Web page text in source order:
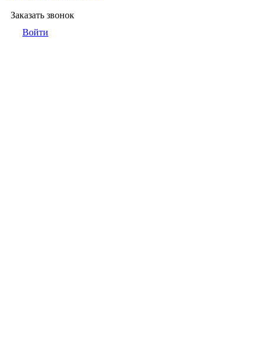
Заказать звонок
Войти